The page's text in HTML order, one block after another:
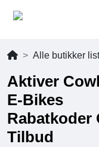
Alle butikker
Aktiver
E-Bikes
Rabatkoder
Tilbud